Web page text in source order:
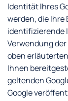
Identität Ihres
werden, die Ihre
identifizierende
Verwendung
oben
Ihnen
geltenden
Google